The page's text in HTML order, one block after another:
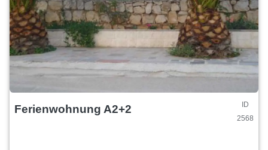
Ferienwohnung A2+2
ID
2568